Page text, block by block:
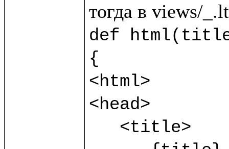
def
{
<html>
<head>